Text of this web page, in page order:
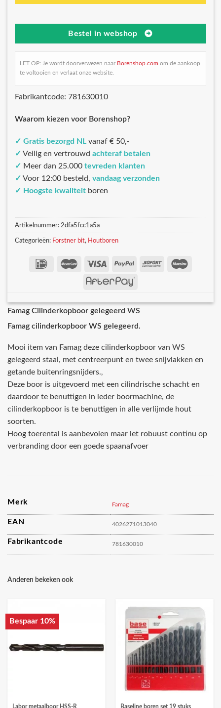
Bestel in webshop
LET OP: Je wordt doorverwezen naar Borenshop.com om de aankoop
te voltooien en verlaat onze website.
Fabrikantcode: 781630010
Waarom kiezen voor Borenshop?
✓ Gratis bezorgd NL vanaf € 50,-
✓ Veilig en vertrouwd achteraf betalen
✓ Meer dan 25.000 tevreden klanten
✓ Voor 12:00 besteld, vandaag verzonden
✓ Hoogste kwaliteit boren
Artikelnummer: 2dfa5fcc1a5a
Categorieën: Forstner bit, Houtboren
Famag Cilinderkopboor gelegeerd WS
Famag cilinderkopboor WS gelegeerd.
Mooi item van Famag deze cilinderkopboor van WS
gelegeerd staal, met centreerpunt en twee snijvlakken en
getande buitenringsnijders.‚
Deze boor is uitgevoerd met een cilindrische schacht en
daardoor te benuttigen in ieder boormachine, de
cilinderkopboor is te benuttigen in alle verlijmde hout
soorten.
Hoog toerental is aanbevolen maar let robuust continu op
verbranding door een goede spaanafvoer
Merk Famag
EAN 4026271013040
Fabrikantcode 781630010
Anderen bekeken ook
Bespaar 10%
Labor metaalboor HSS-R Baseline boren set 19 stuks